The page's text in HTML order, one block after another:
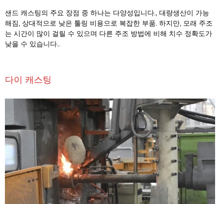
샌드 캐스팅의 주요 장점 중 하나는 다양성입니다., 대량생산이 가능
해짐, 상대적으로 낮은 툴링 비용으로 복잡한 부품. 하지만, 모래 주조
는 시간이 많이 걸릴 수 있으며 다른 주조 방법에 비해 치수 정확도가
낮을 ​​수 있습니다..
다이 캐스팅